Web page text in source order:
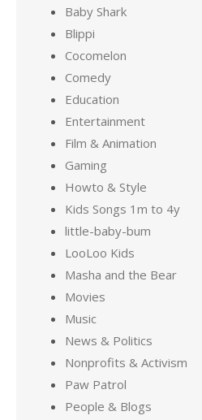
Baby Shark
Blippi
Cocomelon
Comedy
Education
Entertainment
Film & Animation
Gaming
Howto & Style
Kids Songs 1m to 4y
little-baby-bum
LooLoo Kids
Masha and the Bear
Movies
Music
News & Politics
Nonprofits & Activism
Paw Patrol
People & Blogs